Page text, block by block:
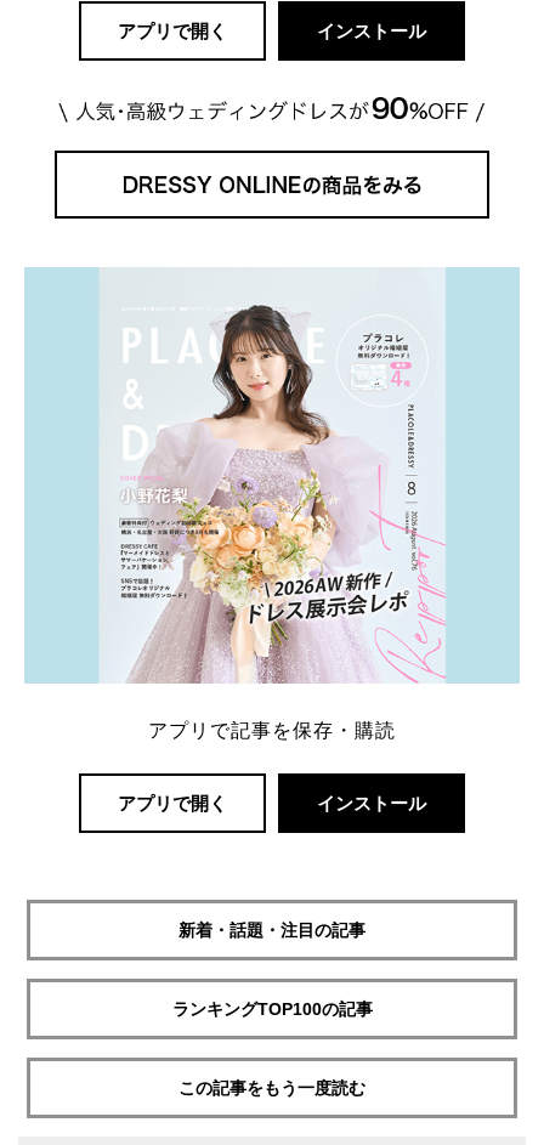
アプリで開く インストール
アプリで記事を保存・購読
アプリで開く インストール
新着・話題・注目の記事
ランキングTOP100の記事
この記事をもう一度読む